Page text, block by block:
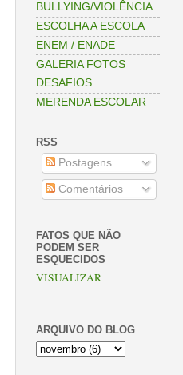
BULLYING/VIOLÊNCIA
ESCOLHA A ESCOLA
ENEM / ENADE
GALERIA FOTOS
DESAFIOS
MERENDA ESCOLAR
RSS
Postagens
Comentários
FATOS QUE NÃO
PODEM SER
ESQUECIDOS
VISUALIZAR
ARQUIVO DO BLOG